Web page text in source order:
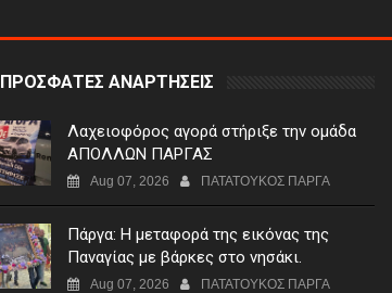
ΠΡΟΣΦΑΤΕΣ ΑΝΑΡΤΗΣΕΙΣ
Λαχειοφόρος αγορά στήριξε την ομάδα
ΑΠΟΛΛΩΝ ΠΑΡΓΑΣ
Aug 07, 2026 ΠΑΤΑΤΟΥΚΟΣ ΠΑΡΓΑ
Πάργα: Η μεταφορά της εικόνας της
Παναγίας με βάρκες στο νησάκι.
Aug 07, 2026 ΠΑΤΑΤΟΥΚΟΣ ΠΑΡΓΑ